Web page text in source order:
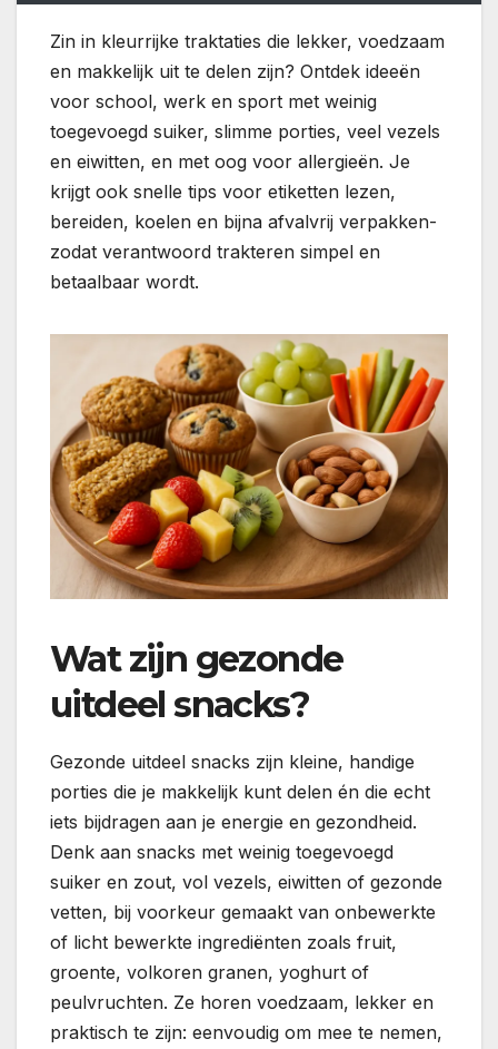
Zin in kleurrijke traktaties die lekker, voedzaam
en makkelijk uit te delen zijn? Ontdek ideeën
voor school, werk en sport met weinig
toegevoegd suiker, slimme porties, veel vezels
en eiwitten, en met oog voor allergieën. Je
krijgt ook snelle tips voor etiketten lezen,
bereiden, koelen en bijna afvalvrij verpakken-
zodat verantwoord trakteren simpel en
betaalbaar wordt.
Wat zijn gezonde
uitdeel snacks?
Gezonde uitdeel snacks zijn kleine, handige
porties die je makkelijk kunt delen én die echt
iets bijdragen aan je energie en gezondheid.
Denk aan snacks met weinig toegevoegd
suiker en zout, vol vezels, eiwitten of gezonde
vetten, bij voorkeur gemaakt van onbewerkte
of licht bewerkte ingrediënten zoals fruit,
groente, volkoren granen, yoghurt of
peulvruchten. Ze horen voedzaam, lekker en
praktisch te zijn: eenvoudig om mee te nemen,